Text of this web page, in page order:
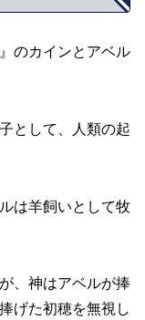
のカインとアベル
として、人類の起
は羊飼いとして牧
、神はアベルが捧
げた初穂を無視し